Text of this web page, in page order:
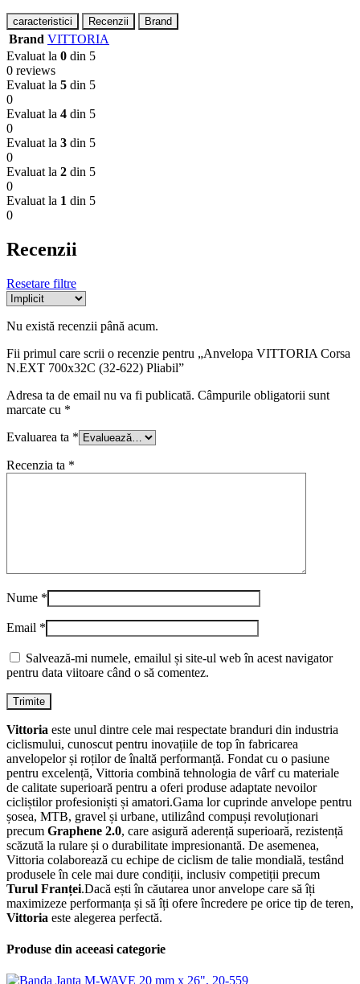
caracteristici Recenzii Brand
Brand VITTORIA
Evaluat la 0 din 5
0 reviews
Evaluat la 5 din 5
0
Evaluat la 4 din 5
0
Evaluat la 3 din 5
0
Evaluat la 2 din 5
0
Evaluat la 1 din 5
0
Recenzii
Resetare filtre
Nu există recenzii până acum.
Fii primul care scrii o recenzie pentru „Anvelopa VITTORIA Corsa
N.EXT 700x32C (32-622) Pliabil”
Adresa ta de email nu va fi publicată. Câmpurile obligatorii sunt
marcate cu *
Evaluarea ta *
Recenzia ta *
Nume *
Email *
Salvează-mi numele, emailul și site-ul web în acest navigator
pentru data viitoare când o să comentez.
Vittoria este unul dintre cele mai respectate branduri din industria
ciclismului, cunoscut pentru inovațiile de top în fabricarea
anvelopelor și roților de înaltă performanță. Fondat cu o pasiune
pentru excelență, Vittoria combină tehnologia de vârf cu materiale
de calitate superioară pentru a oferi produse adaptate nevoilor
cicliștilor profesioniști și amatori.Gama lor cuprinde anvelope pentru
șosea, MTB, gravel și urbane, utilizând compuși revoluționari
precum Graphene 2.0, care asigură aderență superioară, rezistență
scăzută la rulare și o durabilitate impresionantă. De asemenea,
Vittoria colaborează cu echipe de ciclism de talie mondială, testând
produsele în cele mai dure condiții, inclusiv competiții precum
Turul Franței.Dacă ești în căutarea unor anvelope care să îți
maximizeze performanța și să îți ofere încredere pe orice tip de teren,
Vittoria este alegerea perfectă.
Produse din aceeasi categorie